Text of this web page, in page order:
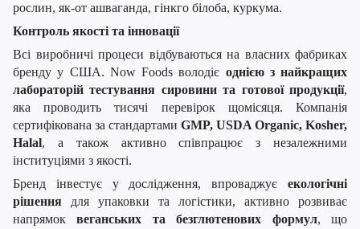
рослин, як-от ашваганда, гінкго білоба, куркума.
Контроль якості та інновації
Всі виробничі процеси відбуваються на власних фабриках
бренду у США. Now Foods володіє однією з найкращих
лабораторій тестування сировини та готової продукції,
яка проводить тисячі перевірок щомісяця. Компанія
сертифікована за стандартами GMP, USDA Organic, Kosher,
Halal, а також активно співпрацює з незалежними
інституціями з якості.
Бренд інвестує у дослідження, впроваджує екологічні
рішення для упаковки та логістики, активно розвиває
напрямоквеганських та безглютенових формул, що